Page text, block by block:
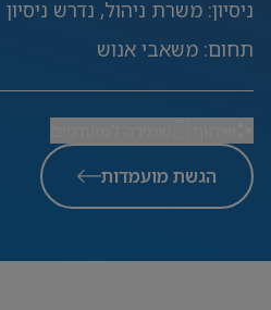
ניסיון: משרת ניהול, נדרש ניסיון
תחום: משאבי אנוש
הגשת מועמדות